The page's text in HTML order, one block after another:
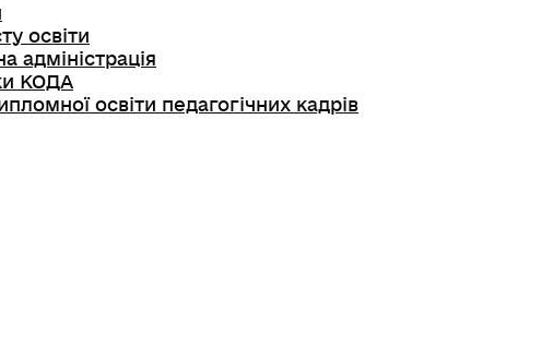
освіти
адміністрація
КОДА
освіти педагогічних кадрів